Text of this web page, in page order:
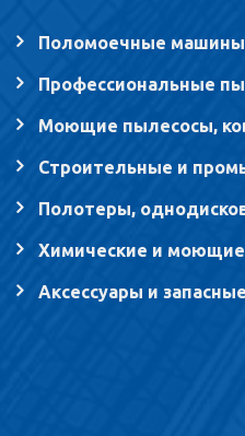
Поломоечные машины
Профессиональные
Моющие пылесосы,
Строительные и
Полотеры,
Химические и моющие
Аксессуары и